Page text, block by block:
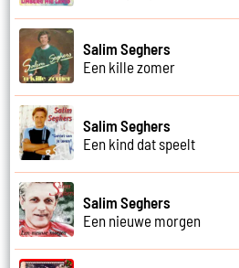
Salim Seghers
Een kille zomer
Salim Seghers
Een kind dat speelt
Salim Seghers
Een nieuwe morgen